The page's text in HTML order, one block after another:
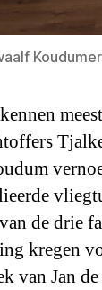
de drie
kregen
van Jan